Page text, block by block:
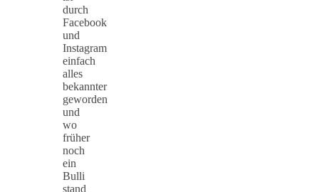
durch
Facebook
und
Instagram
einfach
alles
bekannter
geworden
und
wo
früher
noch
ein
Bulli
stand